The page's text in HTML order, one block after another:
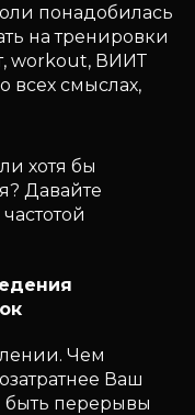
понадобилась
на тренировки
workout, ВИИТ
всех смыслах,
хотя бы
Давайте
Чем
Ваш
перерывы